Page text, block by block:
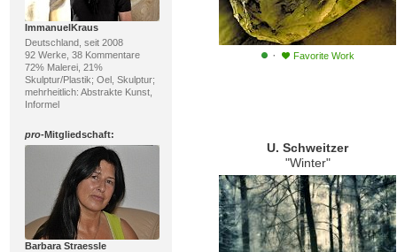
ImmanuelKraus
Deutschland, seit 2008
92 Werke, 38 Kommentare
72% Malerei, 21%
Skulptur/Plastik; Oel, Skulptur;
mehrheitlich: Abstrakte Kunst,
Informel
pro-Mitgliedschaft:
Barbara Straessle
· Favorite Work
U. Schweitzer
"Winter"